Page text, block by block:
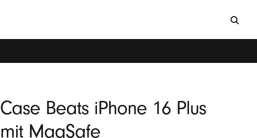
Case Beats iPhone 16 Plus
mit MagSafe